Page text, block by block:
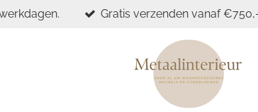
Gratis verzenden vanaf